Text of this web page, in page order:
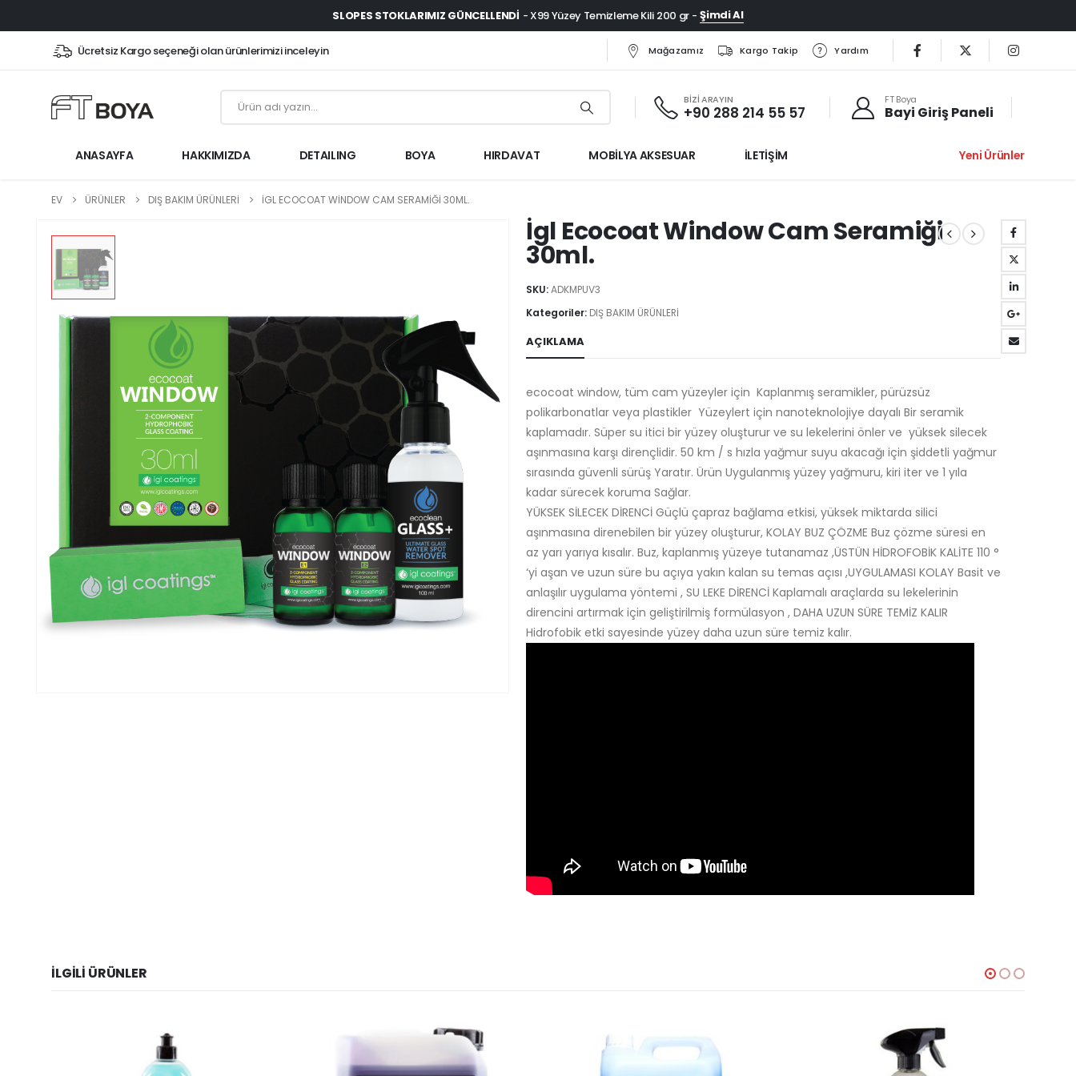
SLOPES STOKLARIMIZ GÜNCELLENDI - X99 Yüzey Temizleme Kili 200 gr - Şimdi Al
Ücretsiz Kargo seçeneği olan ürünlerimizi inceleyin Mağazamız Kargo Takip Yardım
BİZİ ARAYIN
+90 288 214 55 57
FT Boya
Bayi Giriş Paneli
ANASAYFA HAKKIMIZDA DETAILING BOYA HIRDAVAT MOBİLYA AKSESUAR İLETİŞİM Yeni Ürünler
EV ÜRÜNLER DIŞ BAKIM ÜRÜNLERİ İGL ECOCOAT WINDOW CAM SERAMIĞI 30ML.
İgl Ecocoat Window Cam Seramiği
30ml.
SKU:ADKMPUV3
Kategoriler: DIŞ BAKIM ÜRÜNLERİ
AÇIKLAMA
ecocoat window, tüm cam yüzeyler için Kaplanmış seramikler, pürüzsüz
polikarbonatlar veya plastikler Yüzeylert için nanoteknolojiye dayalı Bir seramik
kaplamadır. Süper su itici bir yüzey oluşturur ve su lekelerini önler ve yüksek silecek
aşınmasına karşı dirençlidir. 50 km / s hızla yağmur suyu akacağı için şiddetli yağmur
sırasında güvenli sürüş Yaratır. Ürün Uygulanmış yüzey yağmuru, kiri iter ve 1 yıla
kadar sürecek koruma Sağlar.
YÜKSEK SİLECEK DİRENCİ Güçlü çapraz bağlama etkisi, yüksek miktarda silici
aşınmasına direnebilen bir yüzey oluşturur, KOLAY BUZ ÇÖZME Buz çözme süresi en
az yarı yarıya kısalır. Buz, kaplanmış yüzeye tutanamaz ,ÜSTÜN HİDROFOBİK KALİTE 110 °
‘yi aşan ve uzun süre bu açıya yakın kalan su temas açısı ,UYGULAMASI KOLAY Basit ve
anlaşılır uygulama yöntemi , SU LEKE DİRENCİ Kaplamalı araçlarda su lekelerinin
direncini artırmak için geliştirilmiş formülasyon , DAHA UZUN SÜRE TEMİZ KALIR
Hidrofobik etki sayesinde yüzey daha uzun süre temiz kalır.
İLGILI ÜRÜNLER